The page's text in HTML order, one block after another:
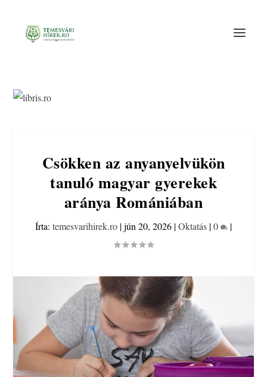
Csökken az anyanyelvükön
tanuló magyar gyerekek
aránya Romániában
Írta: temesvarihirek.ro |jún 20, 2026 |Oktatás |0 |